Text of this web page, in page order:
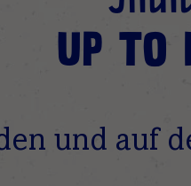
UP TO
und auf